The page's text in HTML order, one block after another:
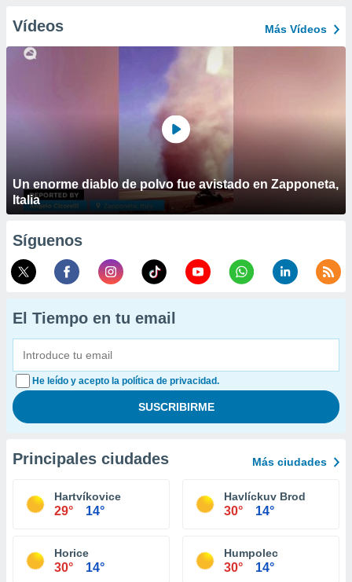
Vídeos Más Vídeos
Un enorme diablo de polvo fue avistado en Zapponeta,
Italia
Síguenos
El Tiempo en tu email
He leído y acepto la política de privacidad.
Principales ciudades Más ciudades
Hartvíkovice
29° 14°
Havlíckuv Brod
30° 14°
Horice
30° 14°
Humpolec
30° 14°